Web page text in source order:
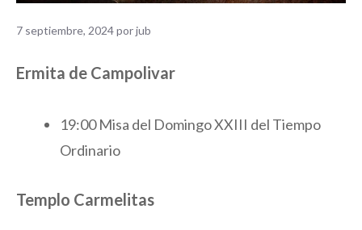
7 septiembre, 2024porjub
Ermita de Campolivar
19:00 Misa del Domingo XXIII del Tiempo
Ordinario
Templo Carmelitas